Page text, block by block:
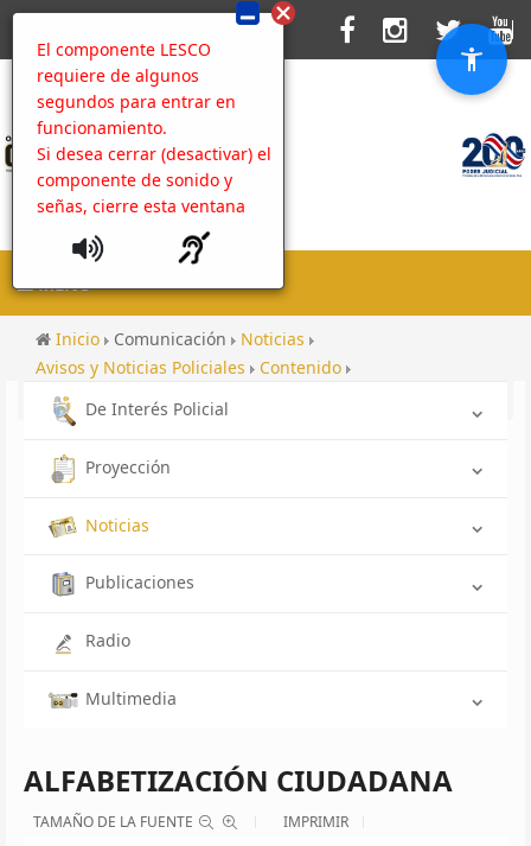
El componente LESCO
requiere de algunos
segundos para entrar en
funcionamiento.
Si desea cerrar (desactivar) el
componente de sonido y
señas, cierre esta ventana
MENU
Inicio Comunicación
Noticias
Avisos y Noticias Policiales
Contenido
Alfabetización Ciudadana
De Interés Policial
Proyección
Noticias
Publicaciones
Radio
Multimedia
ALFABETIZACIÓN CIUDADANA
TAMAÑO DE LA FUENTE IMPRIMIR